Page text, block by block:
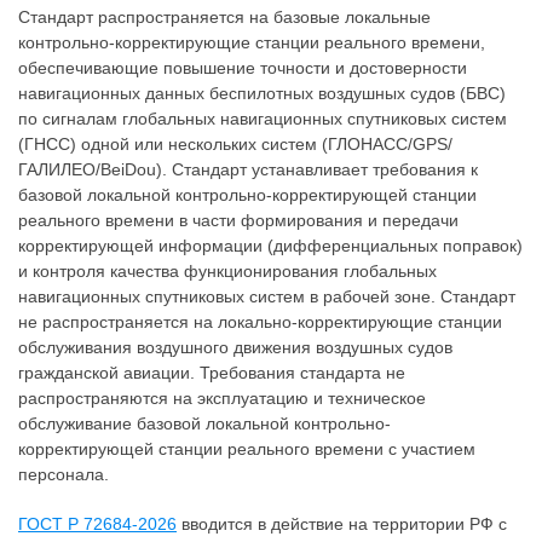
Стандарт распространяется на базовые локальные
контрольно-корректирующие станции реального времени,
обеспечивающие повышение точности и достоверности
навигационных данных беспилотных воздушных судов (БВС)
по сигналам глобальных навигационных спутниковых систем
(ГНСС) одной или нескольких систем (ГЛOHACC/GPS/
ГАЛИЛЕО/BeiDou). Стандарт устанавливает требования к
базовой локальной контрольно-корректирующей станции
реального времени в части формирования и передачи
корректирующей информации (дифференциальных поправок)
и контроля качества функционирования глобальных
навигационных спутниковых систем в рабочей зоне. Стандарт
не распространяется на локально-корректирующие станции
обслуживания воздушного движения воздушных судов
гражданской авиации. Требования стандарта не
распространяются на эксплуатацию и техническое
обслуживание базовой локальной контрольно-
корректирующей станции реального времени с участием
персонала.
ГОСТ Р 72684-2026 вводится в действие на территории РФ с